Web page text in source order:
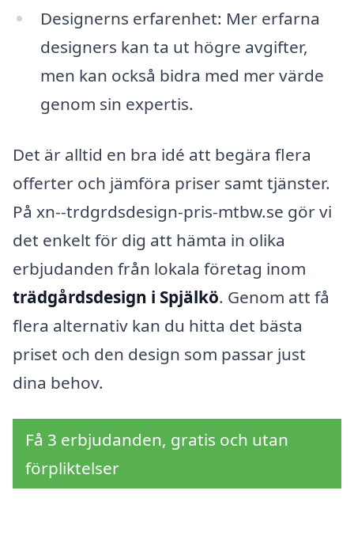
Designerns erfarenhet: Mer erfarna
designers kan ta ut högre avgifter,
men kan också bidra med mer värde
genom sin expertis.
Det är alltid en bra idé att begära flera
offerter och jämföra priser samt tjänster.
På xn--trdgrdsdesign-pris-mtbw.se gör vi
det enkelt för dig att hämta in olika
erbjudanden från lokala företag inom
trädgårdsdesign i Spjälkö. Genom att få
flera alternativ kan du hitta det bästa
priset och den design som passar just
dina behov.
Få 3 erbjudanden, gratis och utan
förpliktelser